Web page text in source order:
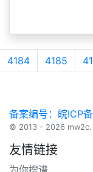
4184 4185
备案编号：皖ICP
© 2013 - 2026 mw2c.
友情链接
为你搜谱